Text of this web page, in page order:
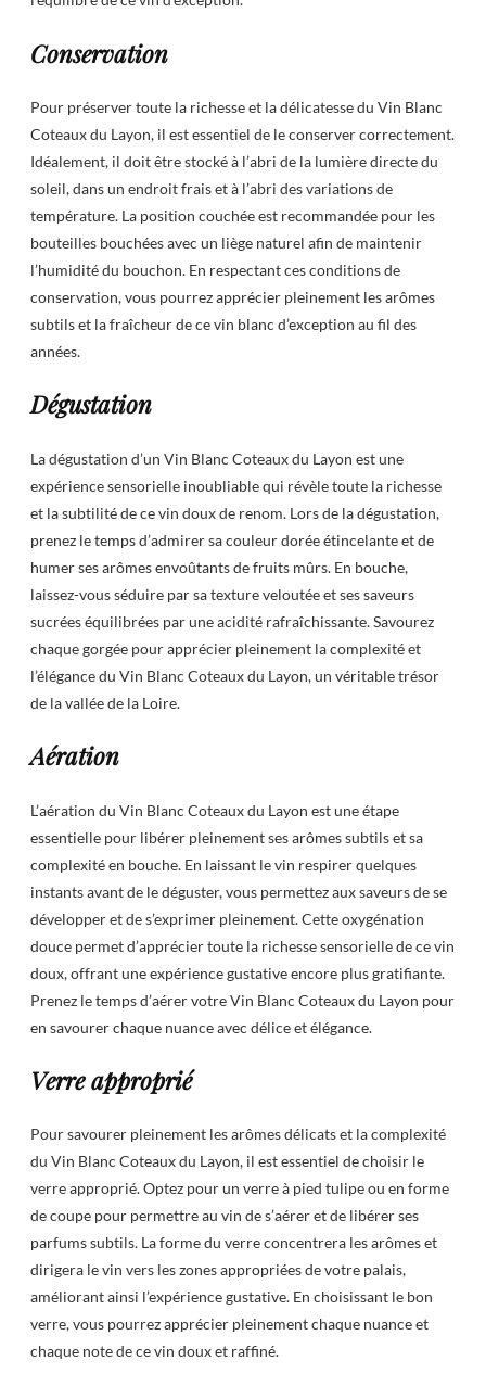
Conservation
Pour préserver toute la richesse et la délicatesse du Vin Blanc
Coteaux du Layon, il est essentiel de le conserver correctement.
Idéalement, il doit être stocké à l’abri de la lumière directe du
soleil, dans un endroit frais et à l’abri des variations de
température. La position couchée est recommandée pour les
bouteilles bouchées avec un liège naturel afin de maintenir
l’humidité du bouchon. En respectant ces conditions de
conservation, vous pourrez apprécier pleinement les arômes
subtils et la fraîcheur de ce vin blanc d’exception au fil des
années.
Dégustation
La dégustation d’un Vin Blanc Coteaux du Layon est une
expérience sensorielle inoubliable qui révèle toute la richesse
et la subtilité de ce vin doux de renom. Lors de la dégustation,
prenez le temps d’admirer sa couleur dorée étincelante et de
humer ses arômes envoûtants de fruits mûrs. En bouche,
laissez-vous séduire par sa texture veloutée et ses saveurs
sucrées équilibrées par une acidité rafraîchissante. Savourez
chaque gorgée pour apprécier pleinement la complexité et
l’élégance du Vin Blanc Coteaux du Layon, un véritable trésor
de la vallée de la Loire.
Aération
L’aération du Vin Blanc Coteaux du Layon est une étape
essentielle pour libérer pleinement ses arômes subtils et sa
complexité en bouche. En laissant le vin respirer quelques
instants avant de le déguster, vous permettez aux saveurs de se
développer et de s’exprimer pleinement. Cette oxygénation
douce permet d’apprécier toute la richesse sensorielle de ce vin
doux, offrant une expérience gustative encore plus gratifiante.
Prenez le temps d’aérer votre Vin Blanc Coteaux du Layon pour
en savourer chaque nuance avec délice et élégance.
Verre approprié
Pour savourer pleinement les arômes délicats et la complexité
du Vin Blanc Coteaux du Layon, il est essentiel de choisir le
verre approprié. Optez pour un verre à pied tulipe ou en forme
de coupe pour permettre au vin de s’aérer et de libérer ses
parfums subtils. La forme du verre concentrera les arômes et
dirigera le vin vers les zones appropriées de votre palais,
améliorant ainsi l’expérience gustative. En choisissant le bon
verre, vous pourrez apprécier pleinement chaque nuance et
chaque note de ce vin doux et raffiné.